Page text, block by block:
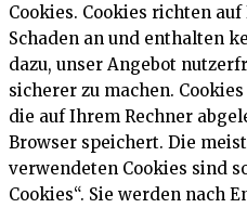
Cookies. Cookies richten
Schaden an und enthalten
dazu, unser Angebot
sicherer zu machen.
die auf Ihrem Rechner
Browser speichert. Die
verwendeten Cookies sind
Cookies“. Sie werden nach